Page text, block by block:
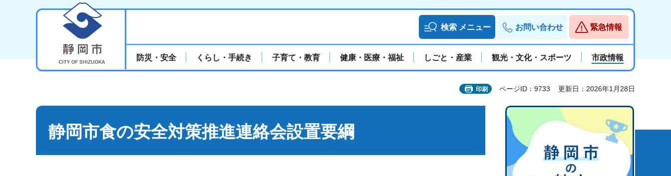
検索 メニュー お問い合わせ 緊急情報
防災・安全 くらし・手続き 子育て・教育 健康・医療・福祉 しごと・産業 観光・文化・スポーツ 市政情報
印刷 ページID：9733 更新日：2026年1月28日
静岡市食の安全対策推進連絡会設置要綱